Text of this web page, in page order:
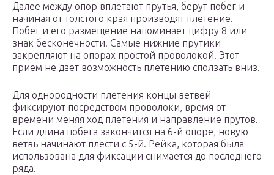
Далее между опор вплетают прутья, берут побег и
начиная от толстого края производят плетение.
Побег и его размещение напоминает цифру 8 или
знак бесконечности. Самые нижние прутики
закрепляют на опорах простой проволокой. Этот
прием не дает возможность плетению сползать вниз.
Для однородности плетения концы ветвей
фиксируют посредством проволоки, время от
времени меняя ход плетения и направление прутов.
Если длина побега закончится на 6-й опоре, новую
ветвь начинают плести с 5-й. Рейка, которая была
использована для фиксации снимается до последнего
ряда.